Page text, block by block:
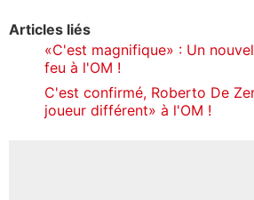
Articles liés
«C'est magnifique» : Un
feu à l'OM !
C'est confirmé, Roberto De
joueur différent» à l'OM !